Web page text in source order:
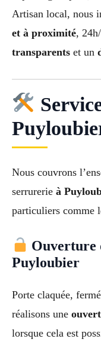
Artisan local, nous
et à proximité,
transparents et un
Nous couvrons
serrurerie à
particuliers comme
Ouverture
Puyloubier
Porte claquée,
réalisons une
lorsque cela est